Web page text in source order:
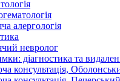
алергологія
невролог
діагностика та
консультація,